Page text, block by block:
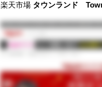
楽天市場 タウンランド